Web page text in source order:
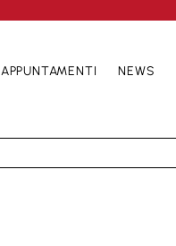
APPUNTAMENTI NEWS